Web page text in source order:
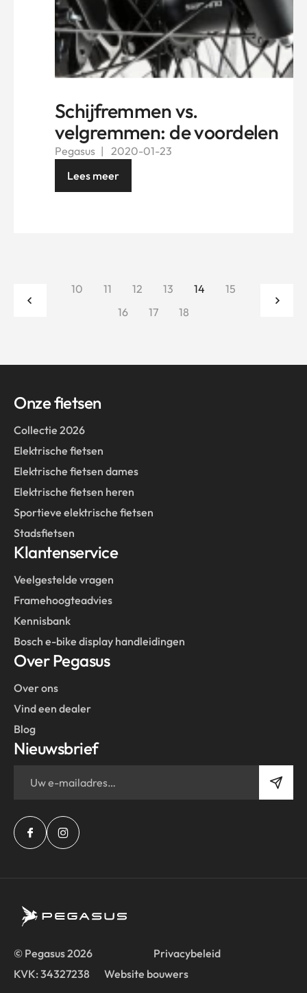
Schijfremmen vs.
velgremmen: de voordelen
Pegasus
2020-01-23
Lees meer
10 11 12 13 14
15
16
17 18
Onze fietsen
Collectie 2026
Elektrische fietsen
Elektrische fietsen dames
Elektrische fietsen heren
Sportieve elektrische fietsen
Stadsfietsen
Klantenservice
Veelgestelde vragen
Framehoogteadvies
Kennisbank
Bosch e-bike display handleidingen
Over Pegasus
Over ons
Vind een dealer
Blog
Nieuwsbrief
© Pegasus 2026
Privacybeleid
KVK: 34327238 Website bouwers